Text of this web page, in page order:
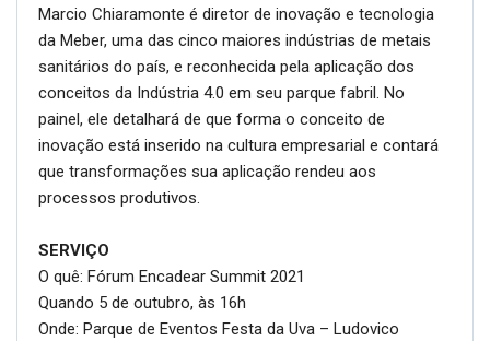
Marcio Chiaramonte é diretor de inovação e tecnologia
da Meber, uma das cinco maiores indústrias de metais
sanitários do país, e reconhecida pela aplicação dos
conceitos da Indústria 4.0 em seu parque fabril. No
painel, ele detalhará de que forma o conceito de
inovação está inserido na cultura empresarial e contará
que transformações sua aplicação rendeu aos
processos produtivos.
SERVIÇO
O quê: Fórum Encadear Summit 2021
Quando 5 de outubro, às 16h
Onde: Parque de Eventos Festa da Uva – Ludovico